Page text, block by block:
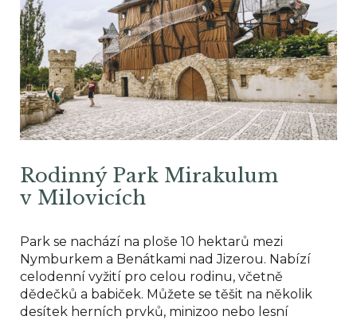
Rodinný Park Mirakulum
v Milovicích
Park se nachází na ploše 10 hektarů mezi
Nymburkem a Benátkami nad Jizerou. Nabízí
celodenní vyžití pro celou rodinu, včetně
dědečků a babiček. Můžete se těšit na několik
desítek herních prvků, minizoo nebo lesní